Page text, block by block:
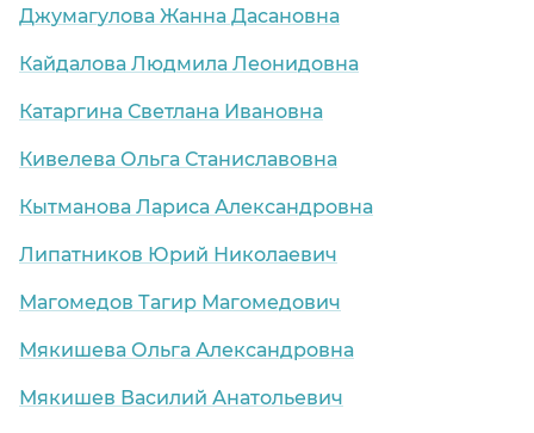
Джумагулова Жанна Дасановна
Кайдалова Людмила Леонидовна
Катаргина Светлана Ивановна
Кивелева Ольга Станиславовна
Кытманова Лариса Александровна
Липатников Юрий Николаевич
Магомедов Тагир Магомедович
Мякишева Ольга Александровна
Мякишев Василий Анатольевич